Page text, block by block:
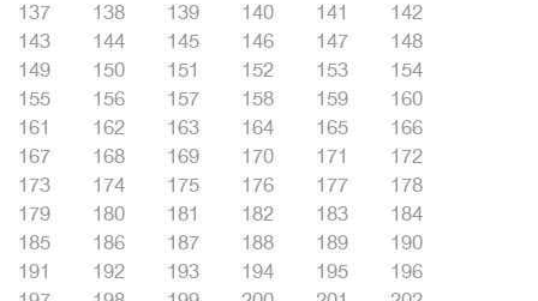
137
138 139 140 141
142
143
144 145 146 147
148
149
150 151 152 153
154
155
156 157 158 159
160
161
162 163 164 165
166
167
168 169 170 171
172
173
174 175 176 177
178
179
180 181 182 183
184
185
186 187 188 189
190
191
192 193 194 195
196